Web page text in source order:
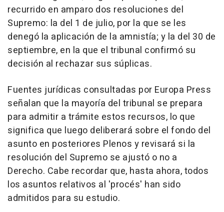
recurrido en amparo dos resoluciones del
Supremo: la del 1 de julio, por la que se les
denegó la aplicación de la amnistía; y la del 30 de
septiembre, en la que el tribunal confirmó su
decisión al rechazar sus súplicas.
Fuentes jurídicas consultadas por Europa Press
señalan que la mayoría del tribunal se prepara
para admitir a trámite estos recursos, lo que
significa que luego deliberará sobre el fondo del
asunto en posteriores Plenos y revisará si la
resolución del Supremo se ajustó o no a
Derecho. Cabe recordar que, hasta ahora, todos
los asuntos relativos al 'procés' han sido
admitidos para su estudio.